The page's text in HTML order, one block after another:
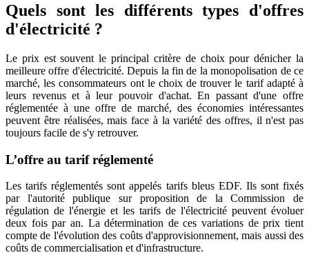
Quels sont les différents types d'offres
d'électricité ?
Le prix est souvent le principal critère de choix pour dénicher la
meilleure offre d'électricité. Depuis la fin de la monopolisation de ce
marché, les consommateurs ont le choix de trouver le tarif adapté à
leurs revenus et à leur pouvoir d'achat. En passant d'une offre
réglementée à une offre de marché, des économies intéressantes
peuvent être réalisées, mais face à la variété des offres, il n'est pas
toujours facile de s'y retrouver.
L’offre au tarif réglementé
Les tarifs réglementés sont appelés tarifs bleus EDF. Ils sont fixés
par l'autorité publique sur proposition de la Commission de
régulation de l'énergie et les tarifs de l'électricité peuvent évoluer
deux fois par an. La détermination de ces variations de prix tient
compte de l'évolution des coûts d'approvisionnement, mais aussi des
coûts de commercialisation et d'infrastructure.